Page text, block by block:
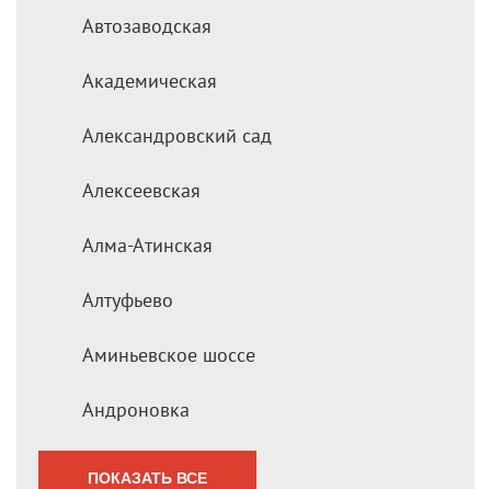
Автозаводская
Академическая
Александровский сад
Алексеевская
Алма-Атинская
Алтуфьево
Аминьевское шоссе
Андроновка
ПОКАЗАТЬ ВСЕ